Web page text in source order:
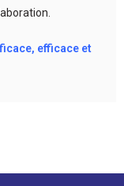
efficace et